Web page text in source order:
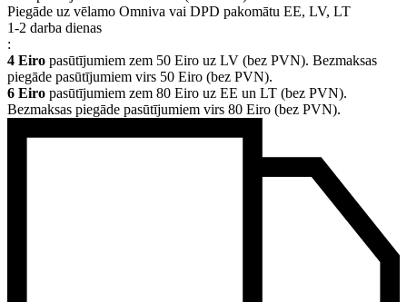
Piegāde uz vēlamo Omniva vai DPD pakomātu EE, LV, LT
1-2 darba dienas
:
4 Eiro pasūtījumiem zem 50 Eiro uz LV (bez PVN). Bezmaksas
piegāde pasūtījumiem virs 50 Eiro (bez PVN).
6 Eiro pasūtījumiem zem 80 Eiro uz EE un LT (bez PVN).
Bezmaksas piegāde pasūtījumiem virs 80 Eiro (bez PVN).